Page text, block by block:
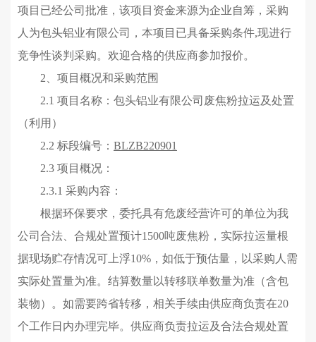
项目已经公司批准，该项目资金来源为企业自筹， 采购
人为包头铝业有限公司，本项目 已具备采购条件,现进行
竞争性谈判采购。欢迎合格的供应商参加报价。
2、项目概况和采购范围
2.1 项目名称：包头铝业有限公司废焦粉拉运及处置
（利用）
2.2 标段编号： BLZB220901
2.3 项目概况：
2.3.1 采购内容 ：
根据环保要求，委托具有危废经营许可的单位为我
公司合法、合规处置预计1500吨废焦粉，实际拉运量根
据现场贮存情况可上浮10%，如低于预估量，以采购人需
实际处置量为准。结算数量以转移联单数量为准（含包
装物）。如需要跨省转移，相关手续由供应商负责在20
个工作日内办理完毕。供应商负责拉运及合法合规处置